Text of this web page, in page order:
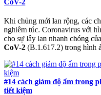
Khi chủng mới lan rộng, các
nghiêm túc. Coronavirus với
cho sự lây lan nhanh chóng của
CoV-2 (B.1.617.2) trong hình
#14 cách giảm độ ẩm trong
tiết kiệm